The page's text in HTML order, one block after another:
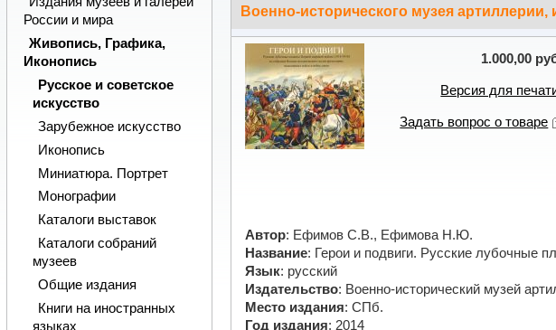
Военно-исторического музея
1.000,00
Версия для
Задать вопрос о товаре
Автор: Ефимов С.В., Ефимова Н.Ю.
Название: Герои и подвиги. Русские лубочные
Язык: русский
Издательство: Военно-исторический музей
Место издания: СПб.
Год издания: 2014
России и мира
Живопись, Графика,
Иконопись
Русское и советское
искусство
Зарубежное искусство
Иконопись
Миниатюра. Портрет
Монографии
Каталоги выставок
Каталоги собраний
музеев
Общие издания
Книги на иностранных
языках